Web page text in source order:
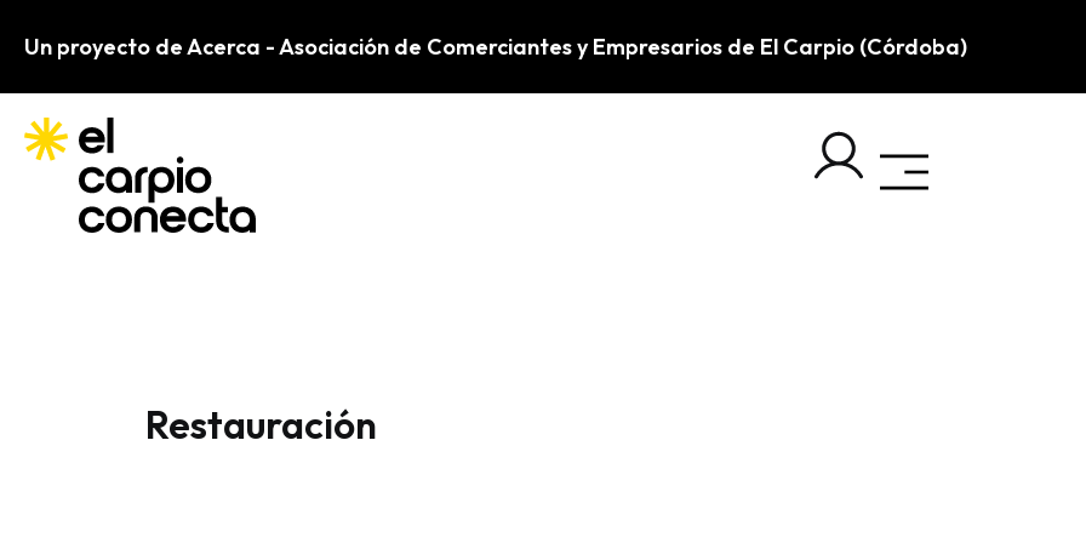
Un proyecto de Acerca - Asociación de Comerciantes y Empresarios de El Carpio (Córdoba)
Restauración